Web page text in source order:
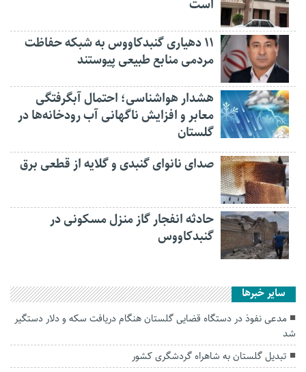
است
۱۱ دهیاری گنبدکاووس به شبکه حفاظت
مردمی منابع طبیعی پیوستند
هشدار هواشناسی؛ احتمال آبگرفتگی
معابر و افزایش ناگهانی آب رودخانه‌ها در
گلستان
صدای نانوای گنبدی و گلایه از قطعی برق
حادثه انفجار گاز منزل مسکونی در
گنبدکاووس
سایر خبرها
مدعی نفوذ در دستگاه قضایی گلستان هنگام دریافت سکه و دلار دستگیر
شد
تبدیل گلستان به شاهراه گردشگری کشور